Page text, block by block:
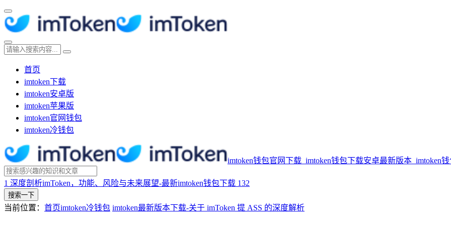
首页
imtoken下载
imtoken安卓版
imtoken苹果版
imtoken官网钱包
imtoken冷钱包
imtoken钱包官网下载_imtoken钱包下载安卓最新版本_imtoken
1 深度剖析imToken，功能、风险与未来展望-最新imtoken钱包下载 132
搜索一下
当前位置： 首页imtoken冷钱包 imtoken最新版本下载-关于 imToken 提 ASS 的深度解析